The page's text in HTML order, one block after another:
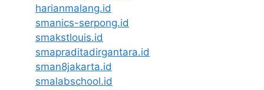
harianmalang.id
smanics-serpong.id
smakstlouis.id
smapraditadirgantara.id
sman8jakarta.id
smalabschool.id